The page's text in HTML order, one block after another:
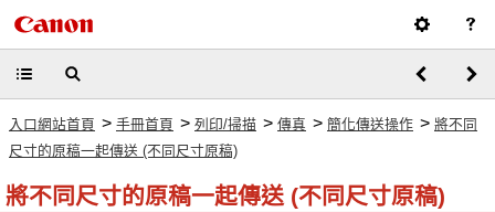
入口網站首頁 > 手冊首頁 > 列印/掃描 > 傳真 > 簡化傳送操作 > 將不同
尺寸的原稿一起傳送 (不同尺寸原稿)
將不同尺寸的原稿一起傳送 (不同尺寸原稿)